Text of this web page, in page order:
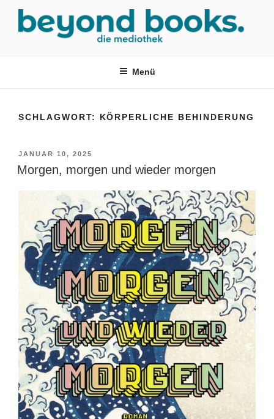
springen
Menü
SCHLAGWORT: KÖRPERLICHE BEHINDERUNG
VERÖFFENTLICHT
AM
JANUAR 10, 2025
Morgen, morgen und wieder morgen